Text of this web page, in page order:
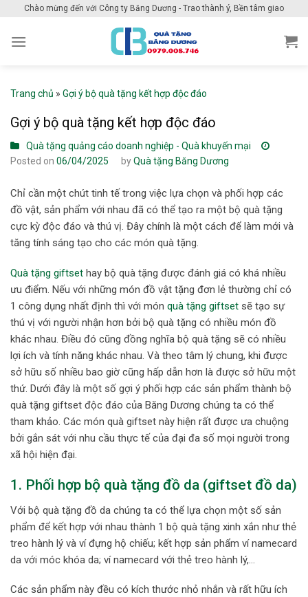
content
Chào mừng đến với Công ty Băng Dương - Trao thành ý, Bền tâm giao
Trang chủ » Gợi ý bộ quà tặng kết hợp độc đáo
Gợi ý bộ quà tặng kết hợp độc đáo
Quà tặng quảng cáo doanh nghiệp - Quà khuyến mại
Posted on 06/04/2025 byQuà tặng Băng Dương
Chỉ cần một chút tinh tế trong việc lựa chọn và phối hợp các
đồ vật, sản phẩm với nhau đã có thể tạo ra một bộ quà tặng
cực kỳ độc đáo và thú vị. Đây chính là một cách để làm mới và
tăng tính sáng tạo cho các món quà tặng.
Quà tặng giftset hay bộ quà tặng được đánh giá có khá nhiều
ưu điểm. Nếu với những món đồ vật tặng đơn lẻ thường chỉ có
1 công dụng nhất định thì với món quà tặng giftset sẽ tạo sự
thú vị với người nhận hơn bởi bộ quà tặng có nhiều món đồ
khác nhau. Điều đó cũng đồng nghĩa bộ quà tặng sẽ có nhiều
lợi ích và tính năng khác nhau. Và theo tâm lý chung, khi được
sở hữu số nhiều bao giờ cũng hấp dẫn hơn là được sở hữu một
thứ. Dưới đây là một số gợi ý phối hợp các sản phẩm thành bộ
quà tặng giftset độc đáo của Băng Dương chúng ta có thể
tham khảo. Các món quà giftset này hiện rất được ưa chuộng
bởi gắn sát với nhu cầu thực tế của đại đa số mọi người trong
xã hội hiện đại.
1. Phối hợp bộ quà tặng đồ da (giftset đồ da)
Với bộ quà tặng đồ da chúng ta có thể lựa chọn một số sản
phẩm để kết hợp với nhau thành 1 bộ quà tặng xinh xắn như thẻ
treo hành lý và ví đựng hộ chiếu; kết hợp sản phẩm ví namecard
da với móc khóa da; ví namecard với thẻ treo hành lý,…
Các sản phẩm này đều có kích thước nhỏ nhắn và rất hữu ích